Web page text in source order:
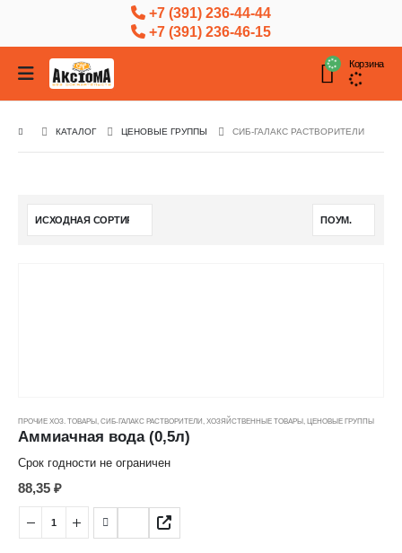
+7 (391) 236-44-44
+7 (391) 236-46-15
Корзина
КАТАЛОГ ЦЕНОВЫЕ ГРУППЫ СИБ-ГАЛАКС РАСТВОРИТЕЛИ
ПРОЧИЕ ХОЗ. ТОВАРЫ СИБ-ГАЛАКС РАСТВОРИТЕЛИ ХОЗЯЙСТВЕННЫЕ ТОВАРЫ ЦЕНОВЫЕ ГРУППЫ
Аммиачная вода (0,5л)
Срок годности не ограничен
88,35 ₽